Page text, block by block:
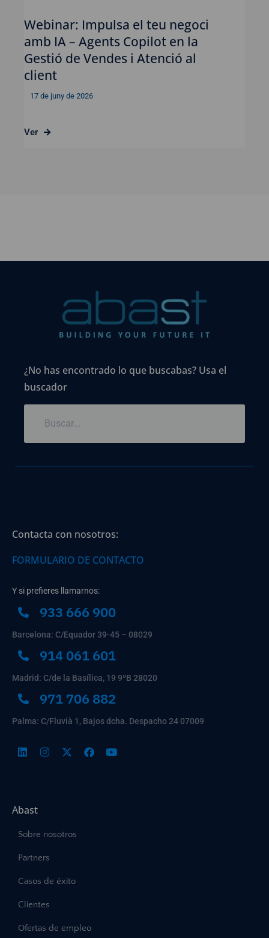
Webinar: Impulsa el teu negoci
amb IA – Agents Copilot en la
Gestió de Vendes i Atenció al
client
17 de juny de 2026
Ver
¿No has encontrado lo que buscabas? Usa el
buscador
Contacta con nosotros:
FORMULARIO DE CONTACTO
Y si prefieres llamarnos:
933 666 900
Barcelona: C/Equador 39-45 – 08029
914 061 601
Madrid: C/de la Basílica, 19 9ºB 28020
971 706 882
Palma: C/Fluvià 1, Bajos dcha. Despacho 24 07009
Abast
Sobre nosotros
Partners
Casos de éxito
Clientes
Ofertas de empleo